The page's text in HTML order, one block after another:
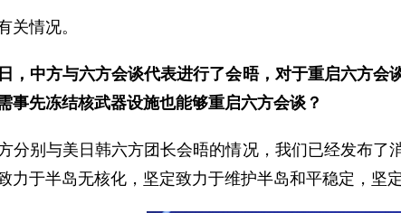
情况。
，中方与六方会谈代表进行了会晤，对于重启六方
事先冻结核武器设施也能够重启六方会谈？
别与美日韩六方团长会晤的情况，我们已经发布了
力于半岛无核化，坚定致力于维护半岛和平稳定，坚